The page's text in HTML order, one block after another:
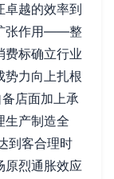
卓越的效率到
张作用——整
费标确立行业
势力向上扎根
店面加上承
生产制造全
到客合理时
原烈通胀效应